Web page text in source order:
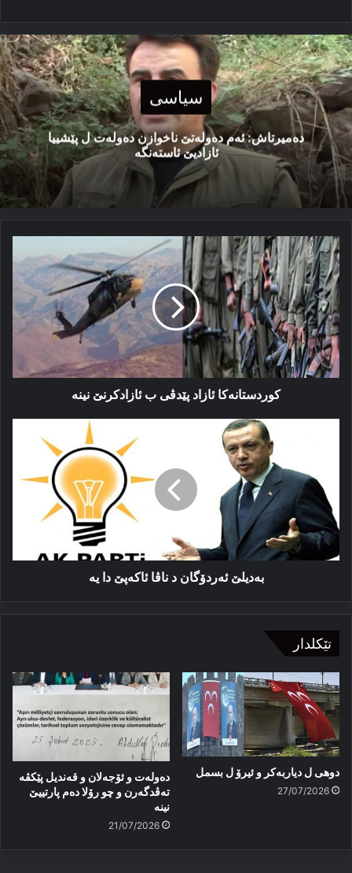
سیاسی
دەمیرتاش: ئەم دەولەتێ ناخوازن دەولەت ل پێشییا
ئازادیێ ئاستەنگە
كوردستانەكا
ئازاد
پێدڤی
ب
ئازادكرنێ
نینە
كوردستانەكا ئازاد پێدڤی ب ئازادكرنێ نینە
بەدیلێ
ناڤا
ئاكەپێ
دا
یە
بەدیلێ ئەردۆگان د ناڤا ئاكەپێ دا یە
تێکلدار
دوهی ل دیاربەکر و ئیرۆ ل بسمل
27/07/2026
دەولەت و ئۆجەلان و قەندیل پێکڤە
تەڤدگەرن و چو رۆلا دەم پارتییێ
نینە
21/07/2026